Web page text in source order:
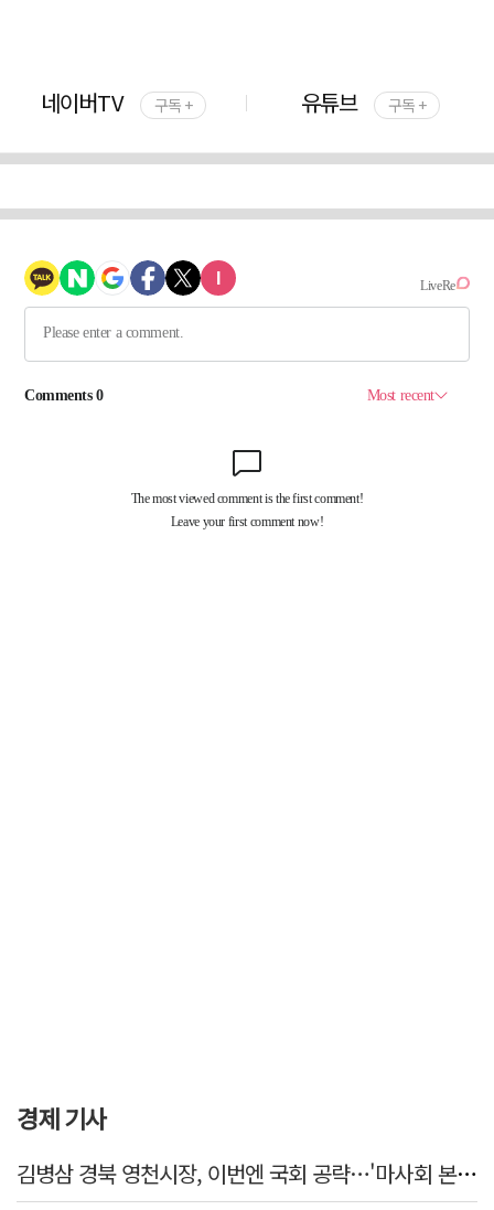
네이버TV 구독 + 유튜브 구독 +
경제 기사
김병삼 경북 영천시장, 이번엔 국회 공략…'마사회 본사 이전·광역교통망 확충' 요청